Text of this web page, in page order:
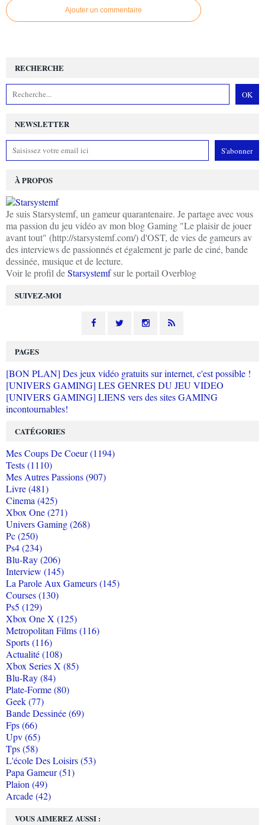
Ajouter un commentaire
NEWSLETTER
SUIVEZ-MOI
RECHERCHE
À PROPOS
Je suis Starsystemf, un gameur quarantenaire. Je partage avec vous
ma passion du jeu vidéo av mon blog Gaming "Le plaisir de jouer
avant tout" (http://starsystemf.com/) d'OST, de vies de gameurs av
des interviews de passionnés et également je parle de ciné, bande
dessinée, musique et de lecture.
Voir le profil deStarsystemfsur le portail Overblog
VOUS AIMEREZ AUSSI :
PAGES
[BON PLAN] Des jeux vidéo gratuits sur internet, c'est possible !
[UNIVERS GAMING] LES GENRES DU JEU VIDEO
[UNIVERS GAMING] LIENS vers des sites GAMING
incontournables!
CATÉGORIES
Mes Coups De Coeur (1194)
Tests (1110)
Mes Autres Passions (907)
Livre (481)
Cinema (425)
Xbox One (271)
Univers Gaming (268)
Pc (250)
Ps4 (234)
Blu-Ray (206)
Interview (145)
La Parole Aux Gameurs (145)
Courses (130)
Ps5 (129)
Xbox One X (125)
Metropolitan Films (116)
Sports (116)
Actualité (108)
Xbox Series X (85)
Blu-Ray (84)
Plate-Forme (80)
Geek (77)
Bande Dessinée (69)
Fps (66)
Upv (65)
Tps (58)
L'école Des Loisirs (53)
Papa Gameur (51)
Plaion (49)
Arcade (42)